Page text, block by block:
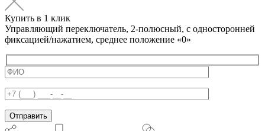
Купить в 1 клик
Управляющий переключатель, 2-полюсный, с односторонней
фиксацией/нажатием, среднее положение «0»